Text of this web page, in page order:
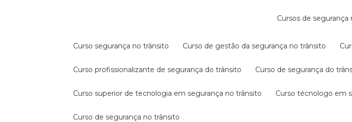
cursos de
curso segurança no trânsito curso de gestão da segurança no trânsito
curso profissionalizante de segurança do trânsito curso de segurança do
curso superior de tecnologia em segurança no trânsito curso técnologo em
curso de segurança no trânsito